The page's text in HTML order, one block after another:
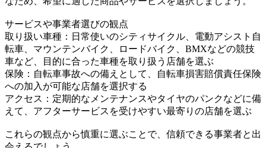
サービスや事業者選びの観点
取り扱い車種：日常使いのシティサイクル、電動アシスト自
転車、マウンテンバイク、ロードバイク、BMXなどの競技
車など、目的に合った車種を取り扱う店舗を選ぶ
保険：自転車事故への備えとして、自転車損害賠償責任保険
への加入が可能な店舗を選択する
アクセス：定期的なメンテナンスやタイヤのパンクなどに備
えて、アフターサービスを受けやすい最寄りの店舗を選ぶ
これらの観点から慎重に選ぶことで、信頼できる事業者と出